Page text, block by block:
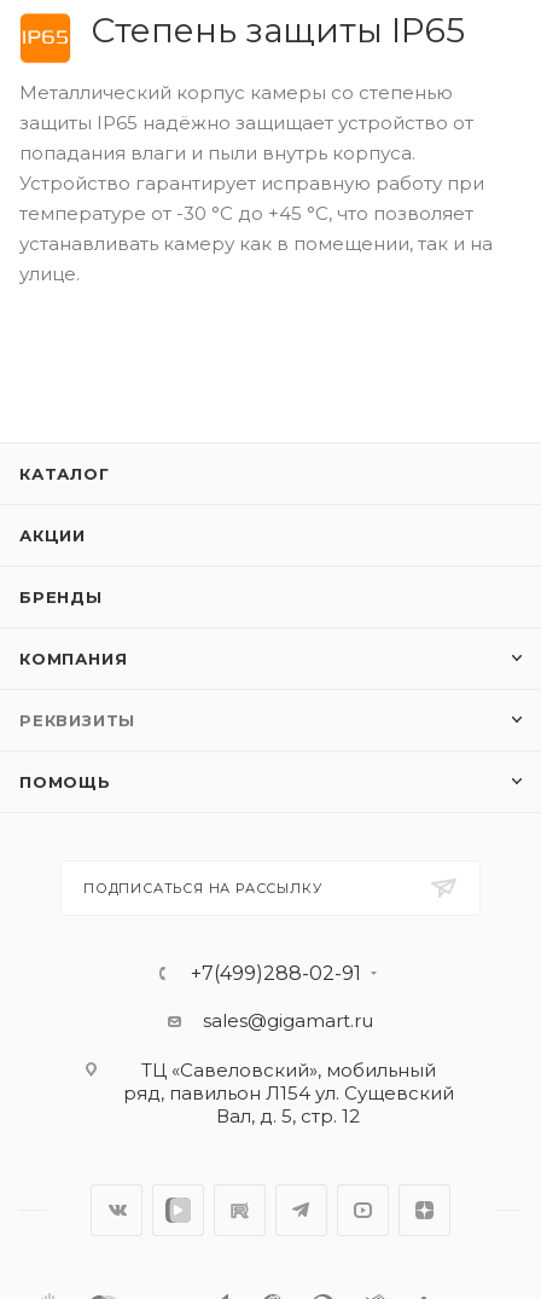
Степень защиты IP65
Металлический корпус камеры со степенью
защиты IP65 надёжно защищает устройство от
попадания влаги и пыли внутрь корпуса.
Устройство гарантирует исправную работу при
температуре от -30 °С до +45 °С, что позволяет
устанавливать камеру как в помещении, так и на
улице.
КАТАЛОГ
АКЦИИ
БРЕНДЫ
КОМПАНИЯ
РЕКВИЗИТЫ
ПОМОЩЬ
ПОДПИСАТЬСЯ НА РАССЫЛКУ
+7(499)288-02-91
sales@gigamart.ru
ТЦ «Савеловский», мобильный
ряд, павильон Л154 ул. Сущевский
Вал, д. 5, стр. 12